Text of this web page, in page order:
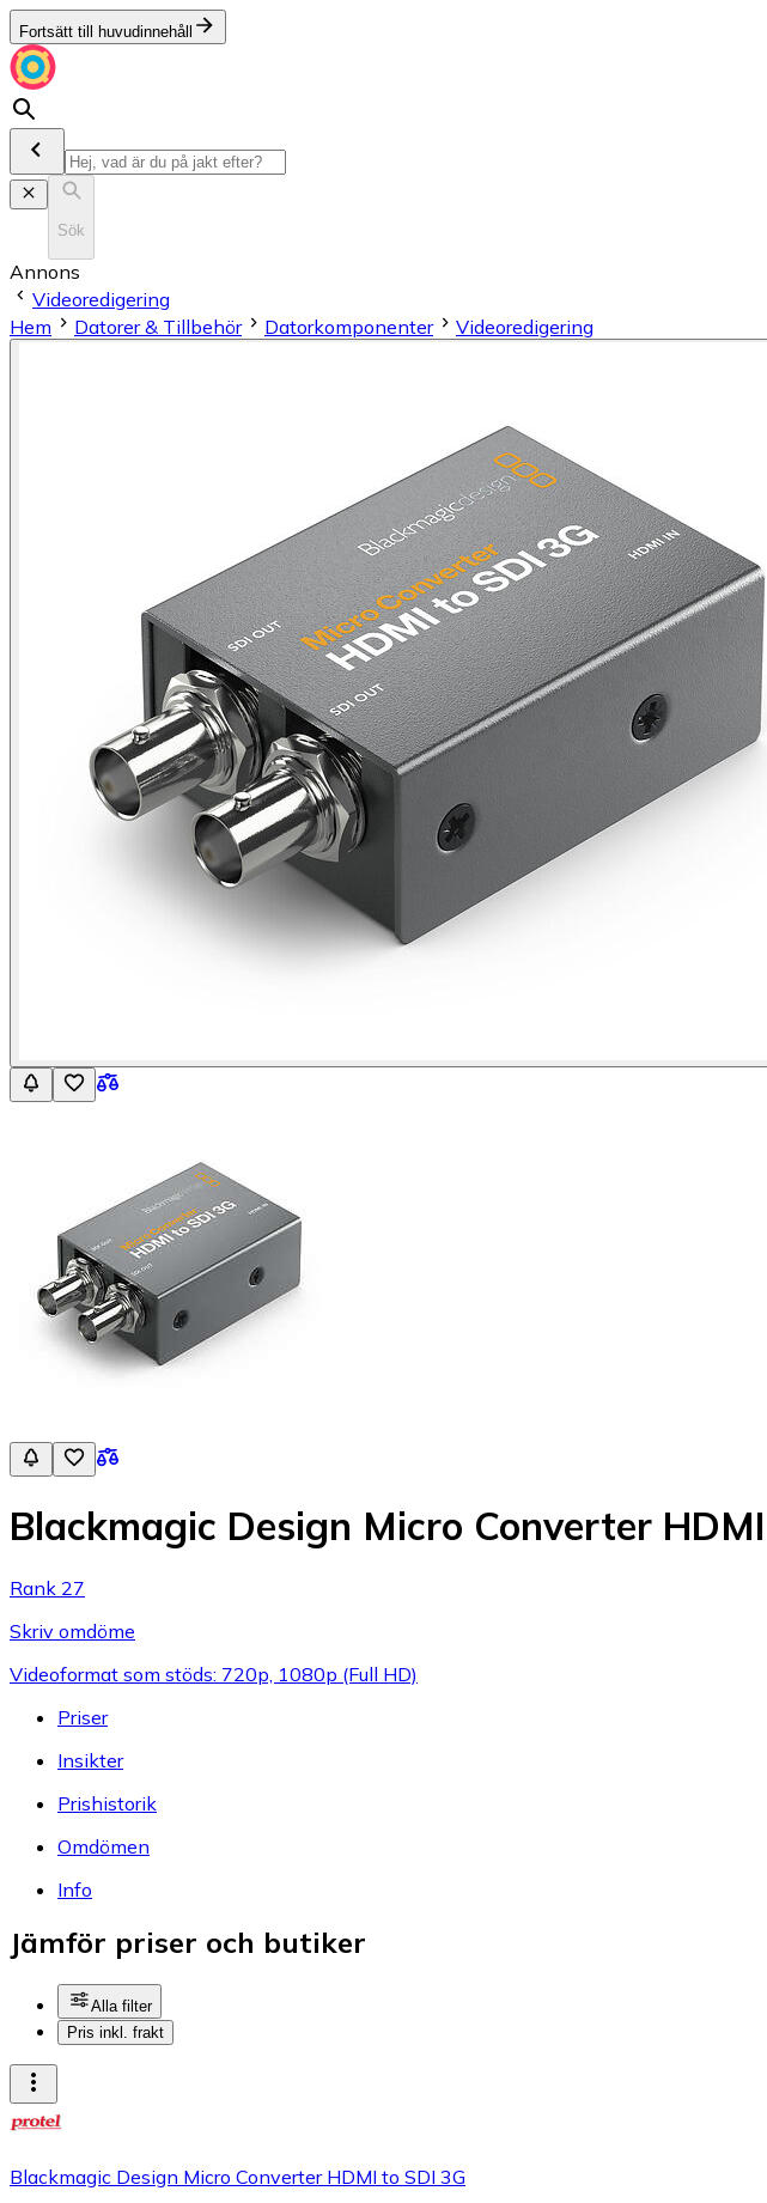
Fortsätt till huvudinnehåll
Sök
Annons
Videoredigering
Hem
Datorer & Tillbehör Datorkomponenter Videoredigering
Blackmagic Design Micro Converter
Rank 27
Skriv omdöme
Videoformat som stöds: 720p, 1080p (Full HD)
Priser
Insikter
Prishistorik
Omdömen
Info
Jämför priser och butiker
Alla filter
Pris inkl. frakt
Blackmagic Design Micro Converter HDMI to SDI 3G